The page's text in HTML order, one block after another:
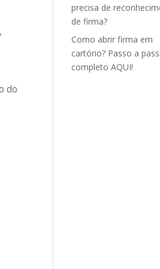
do
precisa de
de firma?
Como abrir firma em
cartório? Passo a
completo AQUI!